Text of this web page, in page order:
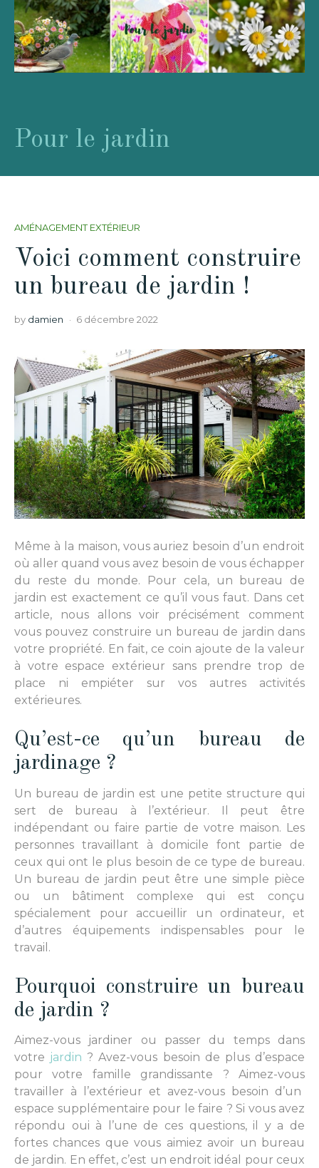
Pour le jardin
AMÉNAGEMENT EXTÉRIEUR
Voici comment construire
un bureau de jardin !
by damien 6 décembre 2022
Même à la maison, vous auriez besoin d’un endroit
où aller quand vous avez besoin de vous échapper
du reste du monde. Pour cela, un bureau de
jardin est exactement ce qu’il vous faut. Dans cet
article, nous allons voir précisément comment
vous pouvez construire un bureau de jardin dans
votre propriété. En fait, ce coin ajoute de la valeur
à votre espace extérieur sans prendre trop de
place ni empiéter sur vos autres activités
extérieures.
Qu’est-ce qu’un bureau de
jardinage ?
Un bureau de jardin est une petite structure qui
sert de bureau à l’extérieur. Il peut être
indépendant ou faire partie de votre maison. Les
personnes travaillant à domicile font partie de
ceux qui ont le plus besoin de ce type de bureau.
U n bureau de jardin peut être une simple pièce
ou un bâtiment complexe qui est conçu
spécialement pour accueillir un ordinateur, et
d’autres équipements indispensables pour le
travail.
Pourquoi construire un bureau
de jardin ?
Aimez-vous jardiner ou passer du temps dans
votre jardin ? Avez-vous besoin de plus d’espace
pour votre famille grandissante ? Aimez-vous
travailler à l’extérieur et avez-vous besoin d’un
espace supplémentaire pour le faire ? Si vous avez
répondu oui à l’une de ces questions, il y a de
fortes chances que vous aimiez avoir un bureau
de jardin. En effet, c’est un endroit idéal pour ceux